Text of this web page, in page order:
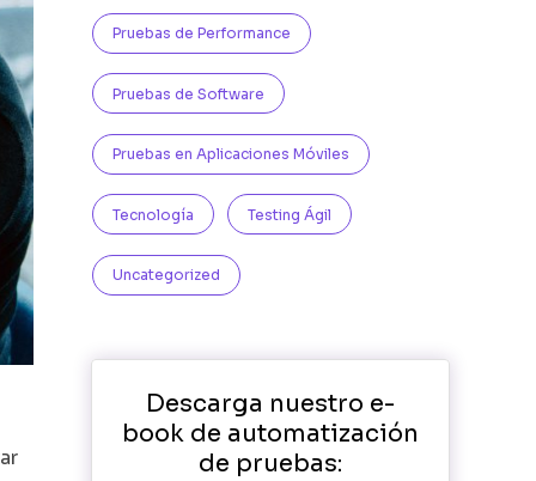
Pruebas de Performance
Pruebas de Software
Pruebas en Aplicaciones Móviles
Tecnología Testing Ágil
Uncategorized
Descarga nuestro e-
book de automatización
de pruebas: